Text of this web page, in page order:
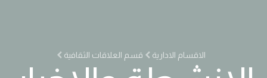
الاقسام الادارية قسم العلاقات الثقافية